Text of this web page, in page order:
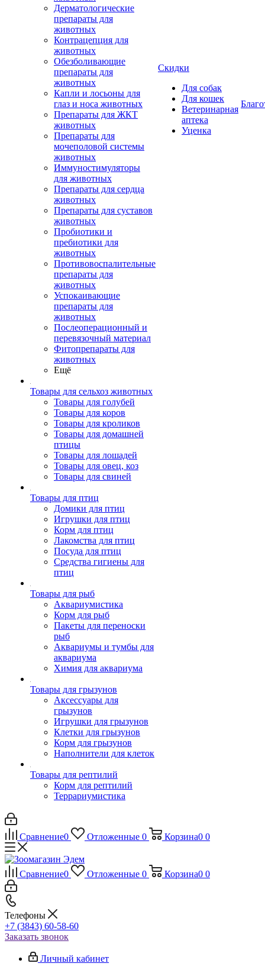
Дерматологические
препараты для
животных
Контрацепция для
животных
Обезболивающие
препараты для
животных
Капли и лосьоны для
глаз и носа животных
Препараты для ЖКТ
животных
Препараты для
мочеполовой системы
животных
Иммуностимуляторы
для животных
Препараты для сердца
животных
Препараты для суставов
животных
Пробиотики и
пребиотики для
животных
Противовоспалительные
препараты для
животных
Успокаивающие
препараты для
животных
Послеоперационный и
перевязочный материал
Фитопрепараты для
животных
Ещё
Товары для сельхоз животных
Товары для голубей
Товары для коров
Товары для кроликов
Товары для домашней
птицы
Товары для лошадей
Товары для овец, коз
Товары для свиней
Товары для птиц
Домики для птиц
Игрушки для птиц
Корм для птиц
Лакомства для птиц
Посуда для птиц
Средства гигиены для
птиц
Товары для рыб
Аквариумистика
Корм для рыб
Пакеты для переноски
рыб
Аквариумы и тумбы для
аквариума
Химия для аквариума
Товары для грызунов
Аксессуары для
грызунов
Игрушки для грызунов
Клетки для грызунов
Корм для грызунов
Наполнители для клеток
Товары для рептилий
Корм для рептилий
Террариумистика
Скидки
Для собак
Для кошек
Ветеринарная
аптека
Уценка
Сравнение0 Отложенные 0 Корзина0 0
Сравнение0 Отложенные 0 Корзина0 0
Телефоны
+7 (3843) 60-58-60
Заказать звонок
Личный кабинет